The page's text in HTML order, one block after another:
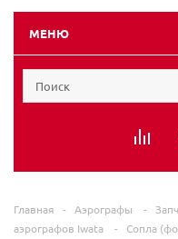
МЕНЮ
Главная - Аэрографы -
аэрографов Iwata
- Сопла